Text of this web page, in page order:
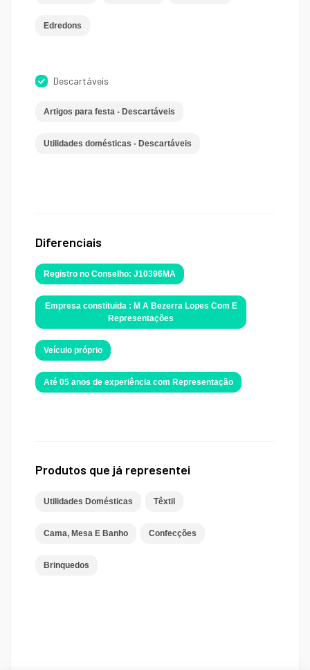
Edredons
Descartáveis
Artigos para festa - Descartáveis
Utilidades domésticas - Descartáveis
Diferenciais
Registro no Conselho: J10396MA
Empresa constituida : M A Bezerra Lopes Com E
Representações
Veículo próprio
Até 05 anos de experiência com Representação
Produtos que já representei
Utilidades Domésticas Têxtil
Cama, Mesa E Banho Confecções
Brinquedos